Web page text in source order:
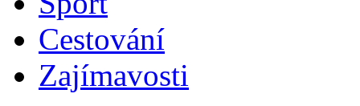
Cestování
Zajímavosti